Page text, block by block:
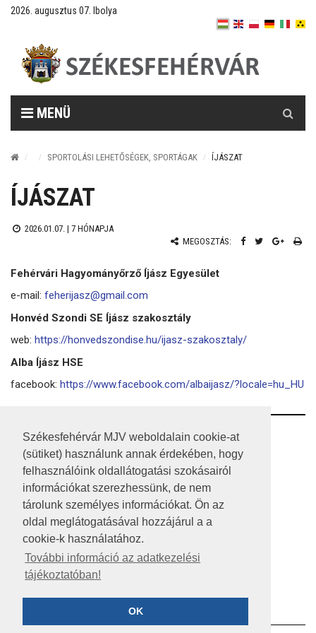
Székesfehérvár MJV weboldalain cookie-at
(sütiket) használunk annak érdekében, hogy
felhasználóink oldallátogatási szokásairól
információkat szerezhessünk, de nem
tárolunk személyes információkat. Ön az
oldal meglátogatásával hozzájárul a a
cookie-k használatához.
További információ az adatkezelési
tájékoztatóban!
OK
2026. augusztus 07. Ibolya
MENÜ
SPORTOLÁSI LEHETŐSÉGEK, SPORTÁGAK ÍJÁSZAT
ÍJÁSZAT
2026.01.07. | 7 HÓNAPJA
MEGOSZTÁS:
Fehérvári Hagyományőrző Íjász Egyesület
e-mail: feherijasz@gmail.com
Honvéd Szondi SE Íjász szakosztály
web: https://honvedszondise.hu/ijasz-szakosztaly/
Alba Íjász HSE
facebook: https://www.facebook.com/albaijasz/?locale=hu_HU
RSS
A HONLAP 2017.03.31-I ÁLLAPOTA
JOGI NYILATKOZAT
IMPRESSZUM
KÖZÉRDEKŰ ADATOK